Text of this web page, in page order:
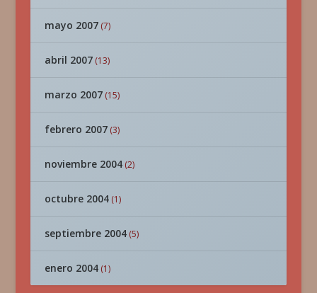
mayo 2007(7)
abril 2007(13)
marzo 2007(15)
febrero 2007(3)
noviembre 2004(2)
octubre 2004(1)
septiembre 2004(5)
enero 2004(1)